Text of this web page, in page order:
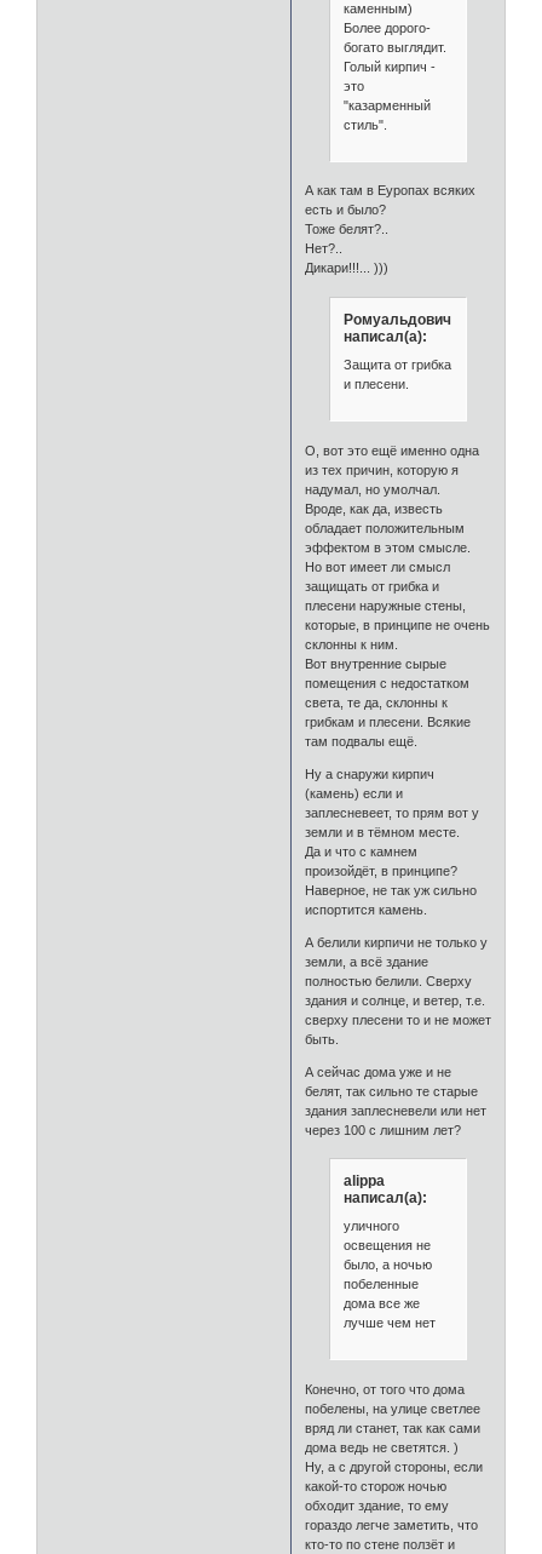
каменным)
Более дорого-
богато выглядит.
Голый кирпич -
это
"казарменный
стиль".
А как там в Еуропах всяких
есть и было?
Тоже белят?..
Нет?..
Дикари!!!... )))
Ромуальдович
написал(а):
Защита от грибка
и плесени.
О, вот это ещё именно одна
из тех причин, которую я
надумал, но умолчал.
Вроде, как да, известь
обладает положительным
эффектом в этом смысле.
Но вот имеет ли смысл
защищать от грибка и
плесени наружные стены,
которые, в принципе не очень
склонны к ним.
Вот внутренние сырые
помещения с недостатком
света, те да, склонны к
грибкам и плесени. Всякие
там подвалы ещё.
Ну а снаружи кирпич
(камень) если и
заплесневеет, то прям вот у
земли и в тёмном месте.
Да и что с камнем
произойдёт, в принципе?
Наверное, не так уж сильно
испортится камень.
А белили кирпичи не только у
земли, а всё здание
полностью белили. Сверху
здания и солнце, и ветер, т.е.
сверху плесени то и не может
быть.
А сейчас дома уже и не
белят, так сильно те старые
здания заплесневели или нет
через 100 с лишним лет?
alippa
написал(а):
уличного
освещения не
было, а ночью
побеленные
дома все же
лучше чем нет
Конечно, от того что дома
побелены, на улице светлее
вряд ли станет, так как сами
дома ведь не светятся. )
Ну, а с другой стороны, если
какой-то сторож ночью
обходит здание, то ему
гораздо легче заметить, что
кто-то по стене ползёт и